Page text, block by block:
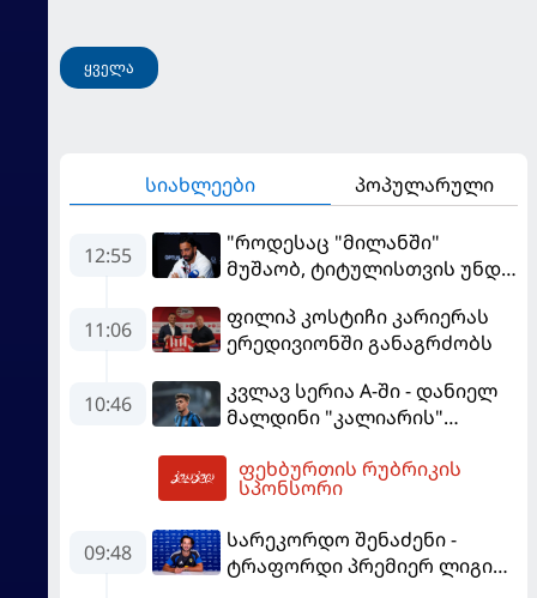
ყველა
სიახლეები პოპულარული
12:55
"როდესაც "მილანში"
მუშაობ, ტიტულისთვის უნდა
"როსონერის" ფანები
დააიმედა
11:06
ფილიპ კოსტიჩი კარიერას
ერედივიონში განაგრძობს
10:46
კვლავ სერია A-ში - დანიელ
მალდინი "კალიარის"
ფეხბურთის რუბრიკის
სპონსორი
09:48
სარეკორდო შენაძენი -
ტრაფორდი პრემიერ ლიგის